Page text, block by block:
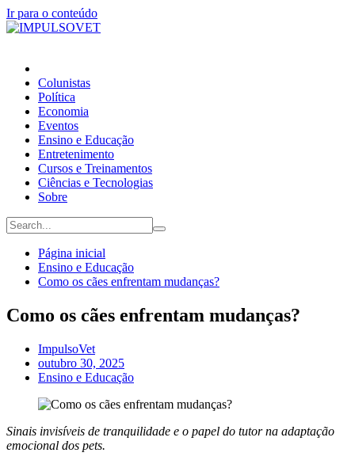
Ir para o conteúdo
Colunistas
Política
Economia
Eventos
Ensino e Educação
Entretenimento
Cursos e Treinamentos
Ciências e Tecnologias
Sobre
Página inicial
Ensino e Educação
Como os cães enfrentam mudanças?
Como os cães enfrentam mudanças?
ImpulsoVet
outubro 30, 2025
Ensino e Educação
Sinais invisíveis de tranquilidade e o papel do tutor na adaptação
emocional dos pets.